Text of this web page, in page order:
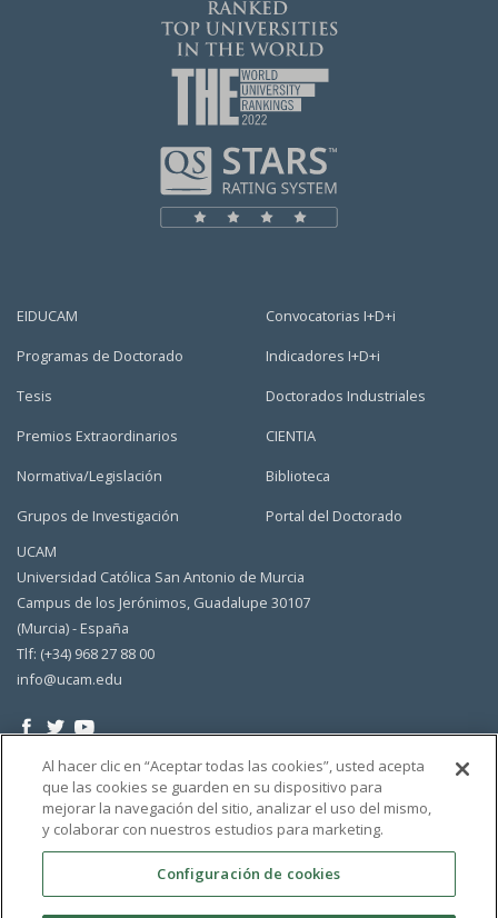
EIDUCAM
Programas de Doctorado
Tesis
Premios Extraordinarios
Normativa/Legislación
Grupos de Investigación
Convocatorias I+D+i
Indicadores I+D+i
Doctorados Industriales
CIENTIA
Biblioteca
Portal del Doctorado
UCAM
Universidad Católica San Antonio de Murcia
Campus de los Jerónimos, Guadalupe 30107
(Murcia) - España
Tlf: (+34) 968 27 88 00
info@ucam.edu
Al hacer clic en “Aceptar todas las cookies”, usted acepta
que las cookies se guarden en su dispositivo para
mejorar la navegación del sitio, analizar el uso del mismo,
y colaborar con nuestros estudios para marketing.
Configuración de cookies